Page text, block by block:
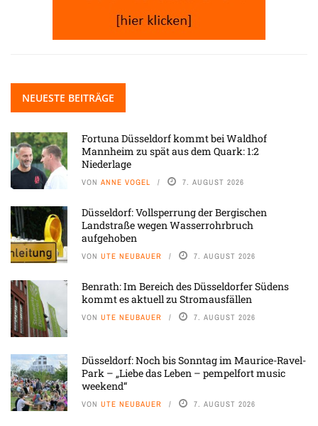
NEUESTE BEITRÄGE
Fortuna Düsseldorf kommt bei Waldhof
Mannheim zu spät aus dem Quark: 1:2
Niederlage
VON ANNE VOGEL 7. AUGUST 2026
Düsseldorf: Vollsperrung der Bergischen
Landstraße wegen Wasserrohrbruch
aufgehoben
VON UTE NEUBAUER 7. AUGUST 2026
Benrath: Im Bereich des Düsseldorfer Südens
kommt es aktuell zu Stromausfällen
VON UTE NEUBAUER 7. AUGUST 2026
Düsseldorf: Noch bis Sonntag im Maurice-Ravel-
Park – „Liebe das Leben – pempelfort music
weekend“
VON UTE NEUBAUER 7. AUGUST 2026